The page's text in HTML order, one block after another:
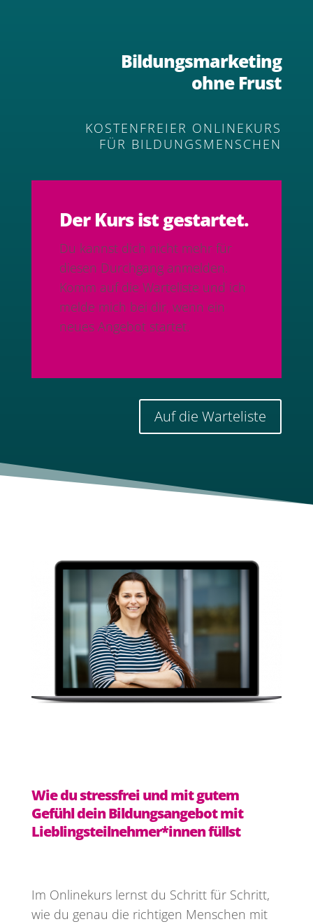
Bildungsmarketing
ohne Frust
KOSTENFREIER ONLINEKURS
FÜR BILDUNGSMENSCHEN
Der Kurs ist gestartet.
Du kannst dich nicht mehr für
diesen Durchgang anmelden.
Komm auf die Warteliste und ich
melde mich bei dir, wenn ein
neues Angebot startet.
Auf die Warteliste
Wie du stressfrei und mit gutem
Gefühl dein Bildungsangebot mit
Lieblingsteilnehmer*innen füllst
Im Onlinekurs lernst du Schritt für Schritt,
wie du genau die richtigen Menschen mit